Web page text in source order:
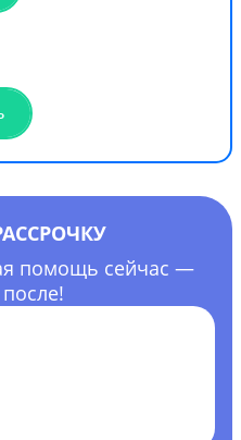
помощь сейчас —